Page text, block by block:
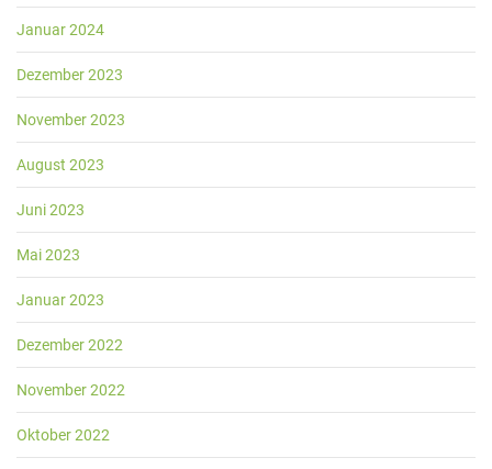
Januar 2024
Dezember 2023
November 2023
August 2023
Juni 2023
Mai 2023
Januar 2023
Dezember 2022
November 2022
Oktober 2022